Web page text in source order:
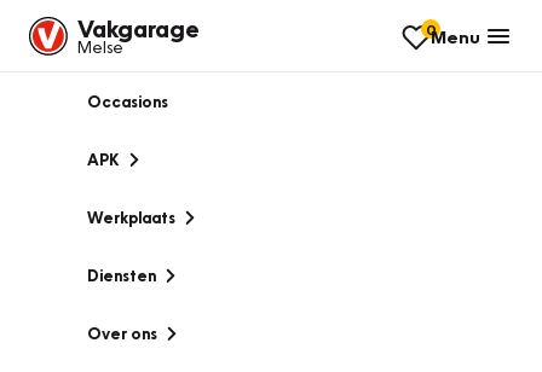
Vakgarage
Melse
0Menu
Occasions
APK
Werkplaats
Diensten
Over ons